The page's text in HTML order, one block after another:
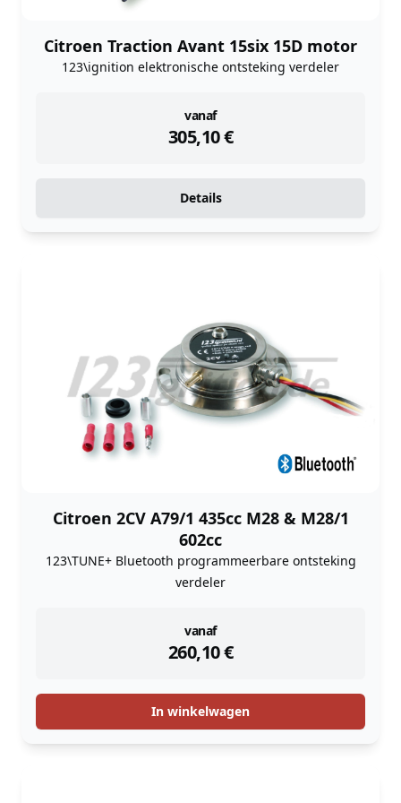
Citroen Traction Avant 15six 15D motor
123\ignition elektronische ontsteking verdeler
vanaf
305,10€
instock
Details
Citroen 2CV A79/1 435cc M28 & M28/1
602cc
123\TUNE+ Bluetooth programmeerbare ontsteking
verdeler
vanaf
260,10€
instock
In winkelwagen